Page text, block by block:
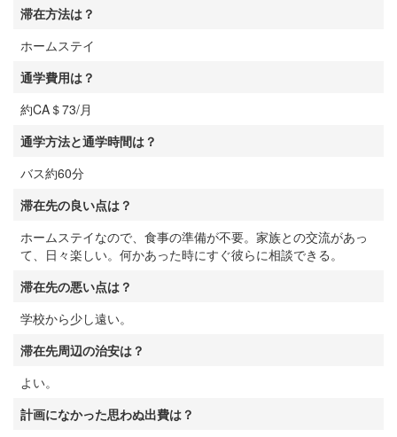
滞在方法は？
ホームステイ
通学費用は？
約CA＄73/月
通学方法と通学時間は？
バス約60分
滞在先の良い点は？
ホームステイなので、食事の準備が不要。家族との交流があっ
て、日々楽しい。何かあった時にすぐ彼らに相談できる。
滞在先の悪い点は？
学校から少し遠い。
滞在先周辺の治安は？
よい。
計画になかった思わぬ出費は？